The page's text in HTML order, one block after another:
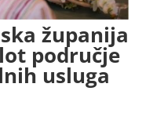
županija
područje
usluga